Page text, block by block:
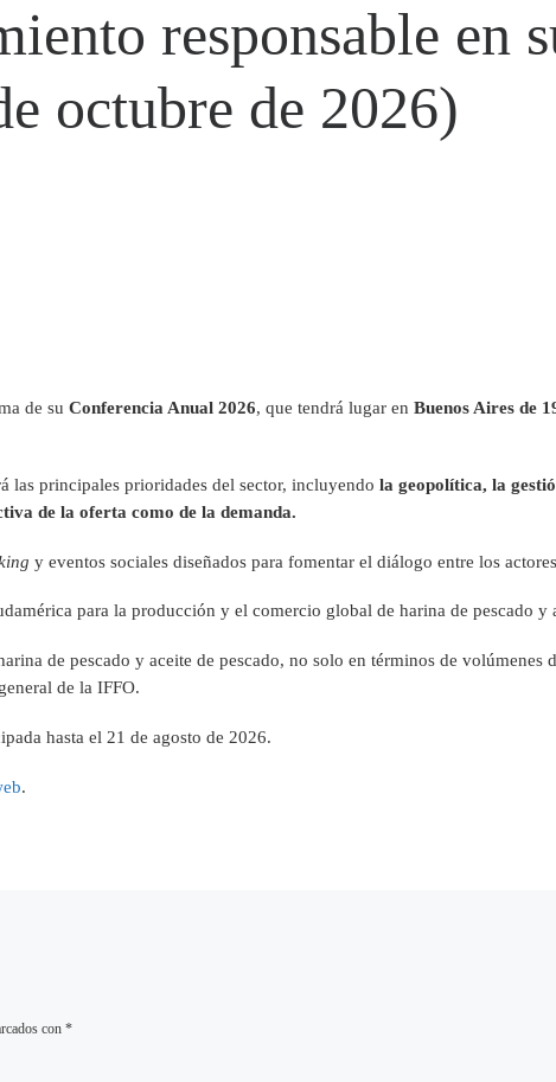
responsable en
octubre de 2026)
de su Conferencia Anual 2026, que tendrá lugar en Buenos Aires de
las principales prioridades del sector, incluyendo la geopolítica, la
de la oferta como de la demanda.
y eventos sociales diseñados para fomentar el diálogo entre los
para la producción y el comercio global de harina de pescado y
de pescado y aceite de pescado, no solo en términos de
de la IFFO.
hasta el 21 de agosto de 2026.
.
con *